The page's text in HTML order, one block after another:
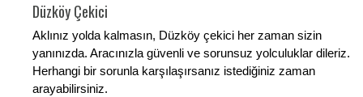
Düzköy Çekici
Aklınız yolda kalmasın, Düzköy çekici her zaman sizin
yanınızda. Aracınızla güvenli ve sorunsuz yolculuklar dileriz.
Herhangi bir sorunla karşılaşırsanız istediğiniz zaman
arayabilirsiniz.